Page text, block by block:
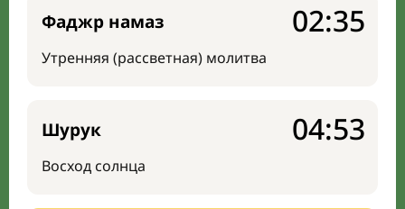
Фаджр намаз
Утренняя (рассветная) молитва
02:35
Шурук
Восход солнца
04:53